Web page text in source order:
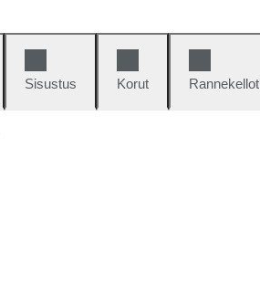
Sisustus Korut Rannekellot